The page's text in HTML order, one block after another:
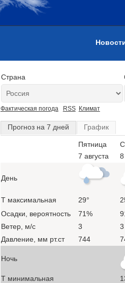
Страна
Фактическая погода RSS Климат
Прогноз на 7 дней График
Пятница
7 августа
8
День
T максимальная 29°
Осадки, вероятность
71%
Ветер, м/с
3 3
Давление, мм рт.ст
744
Ночь
T минимальная